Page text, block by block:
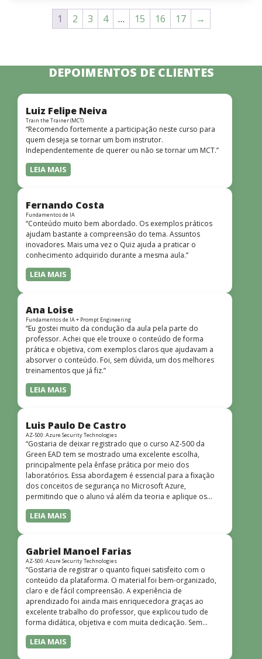
1 2 3 4 … 15 16 17 →
DEPOIMENTOS DE CLIENTES
Luiz Felipe Neiva
Train the Trainer (MCT)
“Recomendo fortemente a participação neste curso para
quem deseja se tornar um bom instrutor.
Independentemente de querer ou não se tornar um MCT.”
LEIA MAIS
Fernando Costa
Fundamentos de IA
“Conteúdo muito bem abordado. Os exemplos práticos
ajudam bastante a compreensão do tema. Assuntos
inovadores. Mais uma vez o Quiz ajuda a praticar o
conhecimento adquirido durante a mesma aula.”
LEIA MAIS
Ana Loise
Fundamentos de IA + Prompt Engineering
“Eu gostei muito da condução da aula pela parte do
professor. Achei que ele trouxe o conteúdo de forma
prática e objetiva, com exemplos claros que ajudavam a
absorver o conteúdo. Foi, sem dúvida, um dos melhores
treinamentos que já fiz.”
LEIA MAIS
Luis Paulo De Castro
AZ-500: Azure Security Technologies
“Gostaria de deixar registrado que o curso AZ-500 da
Green EAD tem se mostrado uma excelente escolha,
principalmente pela ênfase prática por meio dos
laboratórios. Essa abordagem é essencial para a fixação
dos conceitos de segurança no Microsoft Azure,
permitindo que o aluno vá além da teoria e aplique os
conhecimentos em cenários reais e simulados. Outro
ponto muito positivo é a didática do curso. O conteúdo é
quem não tem uma bagagem técnica muito avançada.”
LEIA MAIS
Gabriel Manoel Farias
AZ-500: Azure Security Technologies
“Gostaria de registrar o quanto fiquei satisfeito com o
conteúdo da plataforma. O material foi bem-organizado,
claro e de fácil compreensão. A experiência de
aprendizado foi ainda mais enriquecedora graças ao
excelente trabalho do professor, que explicou tudo de
forma didática, objetiva e com muita dedicação. Sem
dúvida, foi uma jornada de muito aprendizado!”
LEIA MAIS